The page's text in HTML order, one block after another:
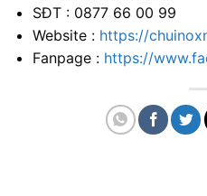
SĐT : 0877 66 00 99
Website : https://
Fanpage : https://